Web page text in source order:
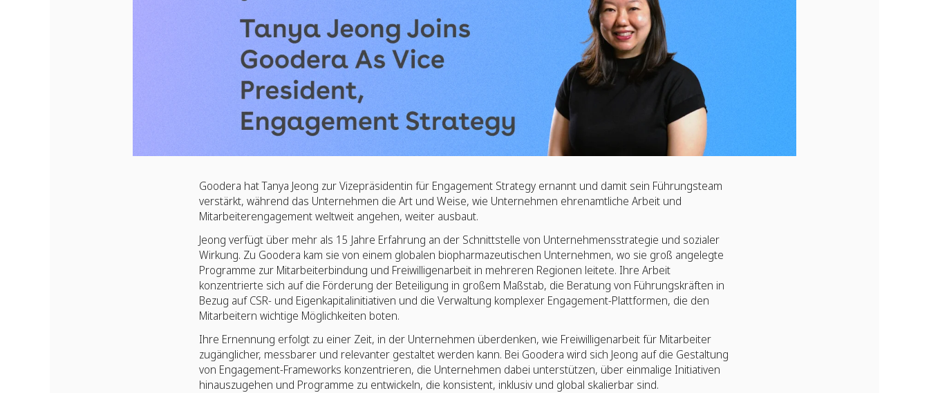
Goodera hat Tanya Jeong zur Vizepräsidentin für Engagement Strategy ernannt und damit sein Führungsteam
verstärkt, während das Unternehmen die Art und Weise, wie Unternehmen ehrenamtliche Arbeit und
Mitarbeiterengagement weltweit angehen, weiter ausbaut.
Jeong verfügt über mehr als 15 Jahre Erfahrung an der Schnittstelle von Unternehmensstrategie und sozialer
Wirkung. Zu Goodera kam sie von einem globalen biopharmazeutischen Unternehmen, wo sie groß angelegte
Programme zur Mitarbeiterbindung und Freiwilligenarbeit in mehreren Regionen leitete. Ihre Arbeit
konzentrierte sich auf die Förderung der Beteiligung in großem Maßstab, die Beratung von Führungskräften in
Bezug auf CSR- und Eigenkapitalinitiativen und die Verwaltung komplexer Engagement-Plattformen, die den
Mitarbeitern wichtige Möglichkeiten boten.
Ihre Ernennung erfolgt zu einer Zeit, in der Unternehmen überdenken, wie Freiwilligenarbeit für Mitarbeiter
zugänglicher, messbarer und relevanter gestaltet werden kann. Bei Goodera wird sich Jeong auf die Gestaltung
von Engagement-Frameworks konzentrieren, die Unternehmen dabei unterstützen, über einmalige Initiativen
hinauszugehen und Programme zu entwickeln, die konsistent, inklusiv und global skalierbar sind.